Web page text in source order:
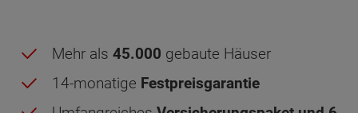
Mehr als 45.000 gebaute Häuser
14-monatige Festpreisgarantie